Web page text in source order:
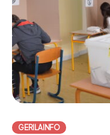
GERILAINFO